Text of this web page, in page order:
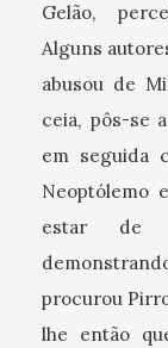
Gelão,
Alguns
abusou de
ceia, pôs-se
em seguida
Neoptólemo
estar de
procurou
lhe então